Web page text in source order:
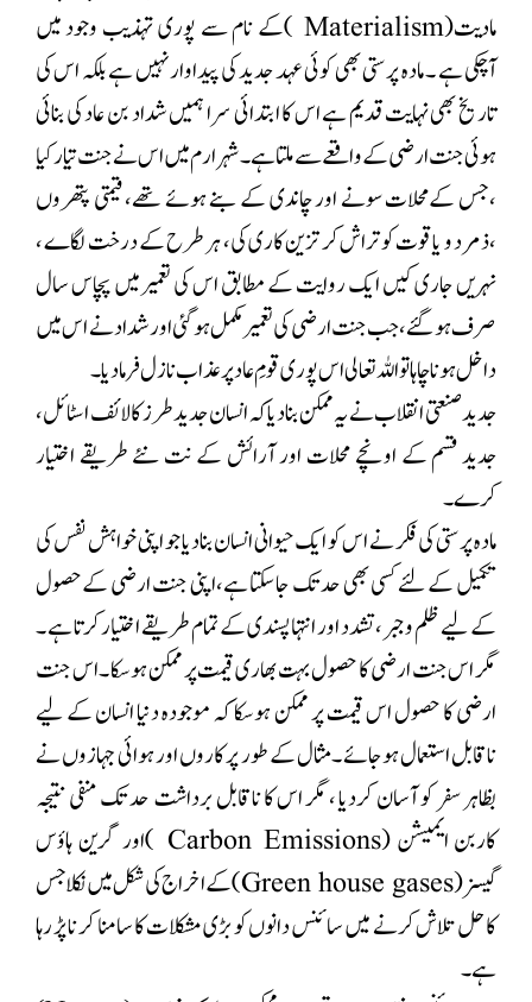
مادیت(Materialism )کے نام سے پوری تہذیب وجود میں
آچکی ہے ۔ مادہ پرستی بھی کوئی عہد جدید کی پیداوار نہیں ہے بلکہ اس کی
تاریخ بھی نہایت قدیم ہے اس کا ابتدائی سرا ہمیں شداد بن عاد کی بنائی
ہوئی جنت ارضی کے واقعے سے ملتا ہے ۔شہر ارم میں اس نے جنت تیار کیا
،جس کےمحلات سونے اور چاندی کے بنے ہوئے تھے، قیمتی پتھروں
،ذمرد و یاقوت کو تراش کر تزین کاری کی، ہر طرح کے درخت لگاے ،
نہریں جاری کیں ایک روایت کے مطابق اس کی تعمیر میں پچاس سال
صرف ہو گئے، جب جنت ارضی کی تعمیر مکمل ہو گئی اور شداد نے اس میں
داخل ہونا چاہا تو اللہ تعالی اس پوری قومِ عاد پر عذاب نازل فرما دیا۔
جدید صنعتی انقلاب نے یہ ممکن بنادیا کہ انسان جدید طرز کا لائف اسٹائل ،
جدید قسم کے اونچے محلات اور آرائش کے نت نئے طریقے اختیار
کرے۔
مادہ پرستی کی فکر نے اس کو ایک حیوانی انسان بنادیا جو اپنی خواہش نفس کی
تکمیل کے لئے کسی بھی حد تک جاسکتا ہے،اپنی جنت ارضی کےحصول
کے لیے ظلم وجبر ،تشدد اور انتہا پسندی کے تمام طریقے اختیار کرتا ہے ۔
مگر اس جنت ارضی کا حصول بہت بھاری قیمت پر ممکن ہوسکا ۔ اس جنت
ارضی کا حصول اس قیمت پر ممکن ہوسکا کہ موجودہ دنیا انسان کے لیے
ناقابل استعمال ہوجائے ۔مثال کے طور پر کاروں اور ہوائی جہازوں نے
بظاہر سفر کو آسان کردیا ، مگر اس کا ناقابل برداشت حد تک منفی نتیجہ
کاربن ایمیشن (Carbon Emissions )اور گرین ہاؤس
گیسز (Green house gases) کےاخراج کی شکل میں نکلا جس
کا حل تلاش کرنے میں سائنس دانوں کو بڑی مشکلات کا سامنا کر نا پڑ رہا
ہے۔